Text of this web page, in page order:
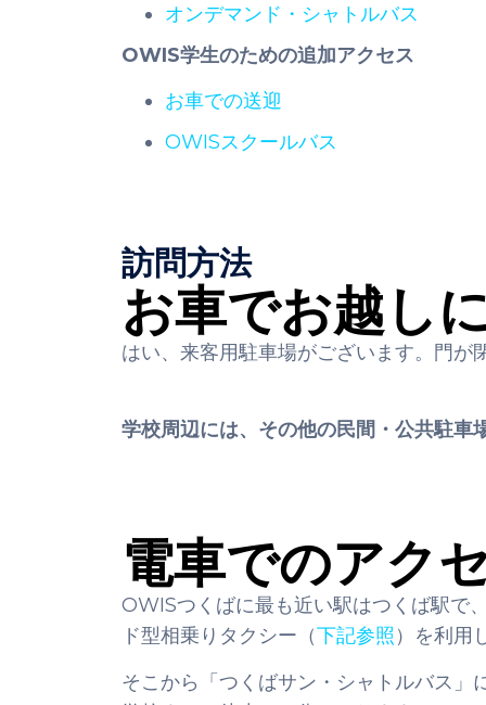
オンデマンド・シャトルバス
OWIS学生のための追加アクセス
お車での送迎
OWISスクールバス
訪問方法
お車でお越し
はい、来客用駐車場がございます。門
学校周辺には、その他の民間・公共駐車
電車でのアク
OWISつくばに最も近い駅はつくば駅で
ド型相乗りタクシー（下記参照 ）を利用
そこから「つくばサン・シャトルバス